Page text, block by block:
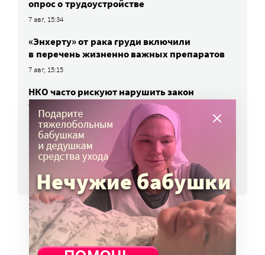
опрос о трудоустройстве
7 авг, 15:34
«Энхерту» от рака груди включили
в перечень жизненно важных препаратов
7 авг, 15:15
НКО часто рискуют нарушить закон
о персональных данных. Как этого
избежать?
7 авг, 13:13
ВСЕ НОВОСТИ